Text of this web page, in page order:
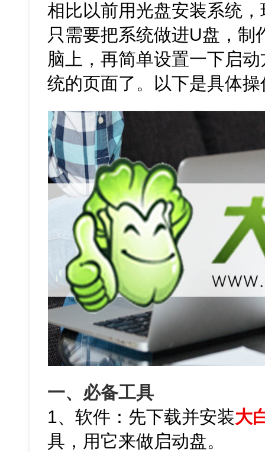
相比以前用光盘安装系统
只需要把系统做进U盘，制
脑上，再简单设置一下启
统的页面了。以下是具体
一、必备工具
1、软件：先下载并安装大
具，用它来做启动盘。